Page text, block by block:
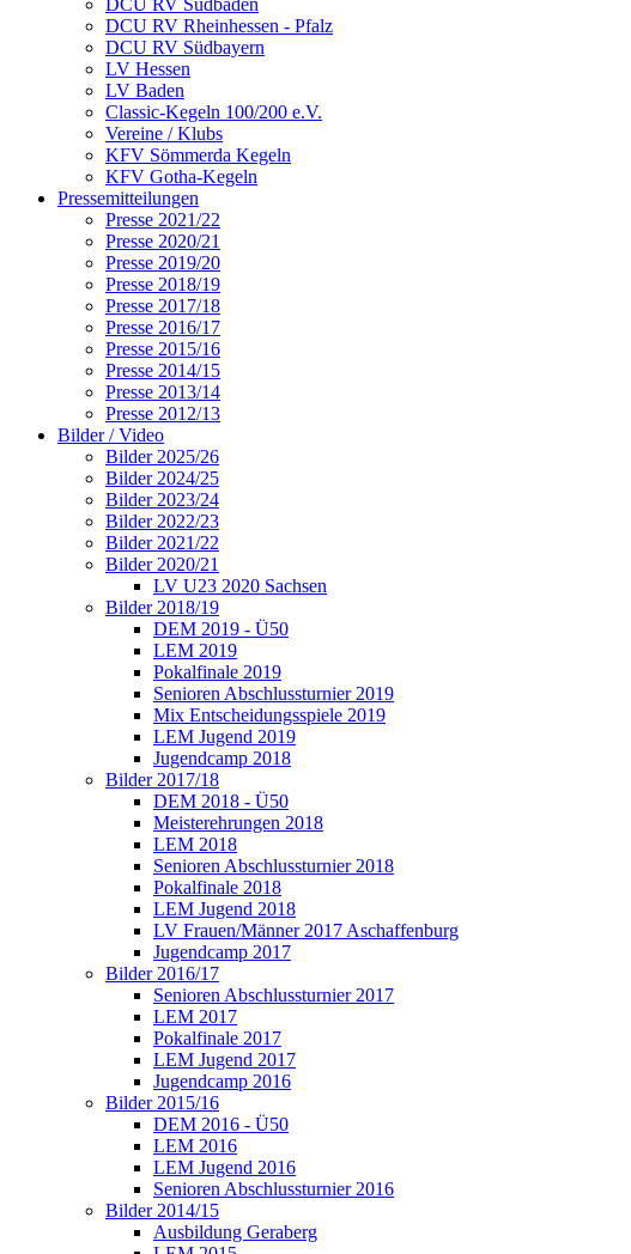
DCU RV Rheinhessen - Pfalz
DCU RV Südbayern
LV Hessen
LV Baden
Classic-Kegeln 100/200 e.V.
Vereine / Klubs
KFV Sömmerda Kegeln
KFV Gotha-Kegeln
Pressemitteilungen
Presse 2021/22
Presse 2020/21
Presse 2019/20
Presse 2018/19
Presse 2017/18
Presse 2016/17
Presse 2015/16
Presse 2014/15
Presse 2013/14
Presse 2012/13
Bilder / Video
Bilder 2025/26
Bilder 2024/25
Bilder 2023/24
Bilder 2022/23
Bilder 2021/22
Bilder 2020/21
LV U23 2020 Sachsen
Bilder 2018/19
DEM 2019 - Ü50
LEM 2019
Pokalfinale 2019
Senioren Abschlussturnier 2019
Mix Entscheidungsspiele 2019
LEM Jugend 2019
Jugendcamp 2018
Bilder 2017/18
DEM 2018 - Ü50
Meisterehrungen 2018
LEM 2018
Senioren Abschlussturnier 2018
Pokalfinale 2018
LEM Jugend 2018
LV Frauen/Männer 2017 Aschaffenburg
Jugendcamp 2017
Bilder 2016/17
Senioren Abschlussturnier 2017
LEM 2017
Pokalfinale 2017
LEM Jugend 2017
Jugendcamp 2016
Bilder 2015/16
DEM 2016 - Ü50
LEM 2016
LEM Jugend 2016
Senioren Abschlussturnier 2016
Bilder 2014/15
Ausbildung Geraberg